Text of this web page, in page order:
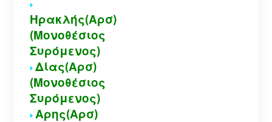
Ηρακλής(Αρσ)
(Μονοθέσιος
Συρόμενος)
Δίας(Αρσ)
(Μονοθέσιος
Συρόμενος)
Αρης(Αρσ)